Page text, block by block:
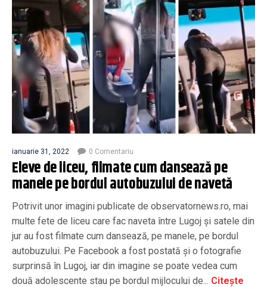
ianuarie 31, 2022 0 Comentariu
Eleve de liceu, filmate cum dansează pe
manele pe bordul autobuzului de navetă
Potrivit unor imagini publicate de observatornews.ro, mai
multe fete de liceu care fac naveta între Lugoj şi satele din
jur au fost filmate cum dansează, pe manele, pe bordul
autobuzului. Pe Facebook a fost postată şi o fotografie
surprinsă în Lugoj, iar din imagine se poate vedea cum
două adolescente stau pe bordul mijlocului de... Citește